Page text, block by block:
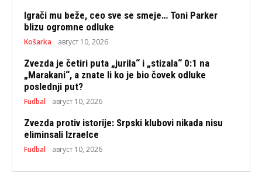
Igrači mu beže, ceo sve se smeje… Toni Parker
blizu ogromne odluke
Košarka август 10, 2026
Zvezda je četiri puta „jurila“ i „stizala“ 0:1 na
„Marakani“, a znate li ko je bio čovek odluke
poslednji put?
Fudbal август 10, 2026
Zvezda protiv istorije: Srpski klubovi nikada nisu
eliminsali Izraelce
Fudbal август 10, 2026